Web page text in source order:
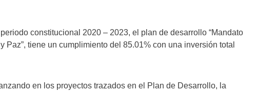
constitucional 2020 – 2023, el plan de desarrollo “Mandato
Paz”, tiene un cumplimiento del 85.01% con una inversión total
en los proyectos trazados en el Plan de Desarrollo, la